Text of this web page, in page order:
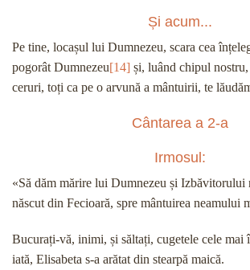
Și acum...
Pe tine, locașul lui Dumnezeu, scara cea
pogorât Dumnezeu[14] și, luând chipul
ceruri, toți ca pe o arvună a mântuirii, te
Cântarea a 2-a
Irmosul:
«Să dăm mărire lui Dumnezeu și Izbăvitorului
născut din Fecioară, spre mântuirea neamului
Bucurați-vă, inimi, și săltați, cugetele cele mai
iată, Elisabeta s-a arătat din stearpă maică.